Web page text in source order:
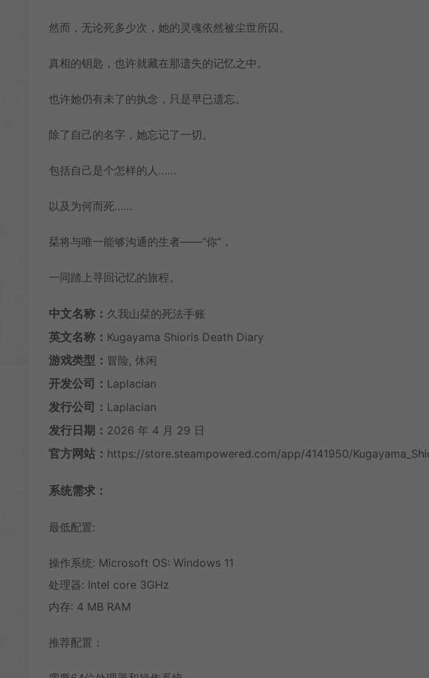
然而，无论死多少次，她的灵魂依然被尘世所囚。
真相的钥匙，也许就藏在那遗失的记忆之中。
也许她仍有未了的执念，只是早已遗忘。
除了自己的名字，她忘记了一切。
包括自己是个怎样的人……
以及为何而死……
栞将与唯一能够沟通的生者——“你”，
一同踏上寻回记忆的旅程。
中文名称： 久我山栞的死法手账
英文名称： Kugayama Shioris Death Diary
游戏类型： 冒险, 休闲
开发公司： Laplacian
发行公司： Laplacian
发行日期： 2026 年 4 月 29 日
官方网站： https://store.steampowered.com/app/4141950/
系统需求：
最低配置:
操作系统: Microsoft OS: Windows 11
处理器: Intel core 3GHz
内存: 4 MB RAM
推荐配置：